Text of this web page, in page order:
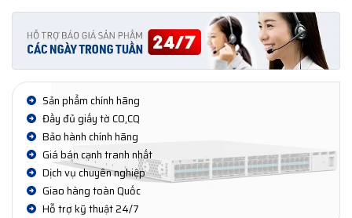
Sản phẩm chính hãng
Đầy đủ giấy tờ CO,CQ
Bảo hành chính hãng
Giá bán cạnh tranh nhất
Dịch vụ chuyên nghiệp
Giao hàng toàn Quốc
Hỗ trợ kỹ thuật 24/7